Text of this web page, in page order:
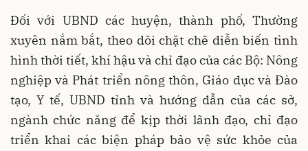
Đối với UBND các huyện, thành phố, Thường
xuyên nắm bắt, theo dõi chặt chẽ diễn biến tình
hình thời tiết, khí hậu và chỉ đạo của các Bộ: Nông
nghiệp và Phát triển nông thôn, Giáo dục và Đào
tạo, Y tế, UBND tỉnh và hướng dẫn của các sở,
ngành chức năng để kịp thời lãnh đạo, chỉ đạo
triển khai các biện pháp bảo vệ sức khỏe của